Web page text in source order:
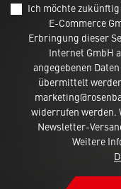
Ich möchte
E-Commerce
Erbringung dieser
Internet GmbH
angegebenen
übermittelt
widerrufen werden.
Newsletter-
Weitere